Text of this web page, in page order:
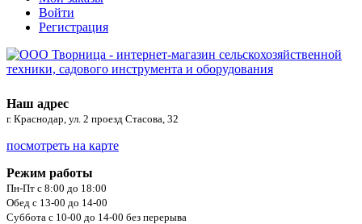
Войти
Регистрация
Наш адрес
г. Краснодар, ул. 2 проезд Стасова, 32
посмотреть на карте
Режим работы
Пн-Пт с 8:00 до 18:00
Обед с 13-00 до 14-00
Суббота с 10-00 до 14-00 без перерыва